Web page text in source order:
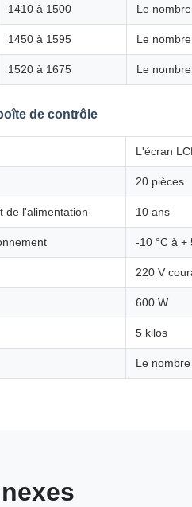
1410 à 1500 Le
1450 à 1595 Le
1520 à 1675 Le
de contrôle
L'écran
20 pièces
de l'alimentation 10 ans
-10 °C à +
220 V
600 W
5 kilos
Le